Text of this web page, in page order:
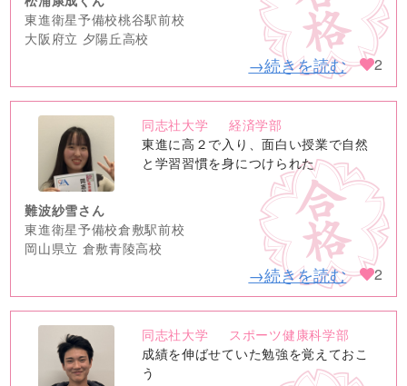
東進衛星予備校桃谷駅前校
大阪府立 夕陽丘高校
→続きを読む 2
no
image
同志社大学
経済学部
東進に高２で入り、面白い授業で自然
と学習習慣を身につけられた
難波紗雪さん
東進衛星予備校倉敷駅前校
岡山県立 倉敷青陵高校
→続きを読む 2
no
image
同志社大学
スポーツ健康科学部
成績を伸ばせていた勉強を覚えておこ
う